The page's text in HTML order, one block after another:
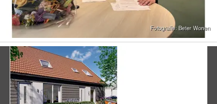
Vorige